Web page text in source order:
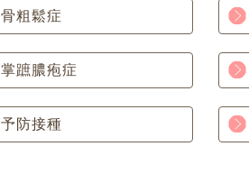
骨粗鬆症
掌蹠膿疱症
予防接種